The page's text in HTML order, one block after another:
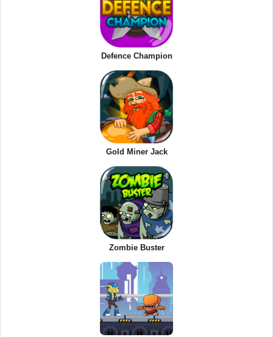
Defence Champion
Gold Miner Jack
Zombie Buster